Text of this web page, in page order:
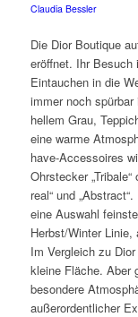
Claudia Bessler
Die Dior Boutique
eröffnet. Ihr
Eintauchen in die
immer noch
hellem Grau,
eine warme
have-Accessoires
Ohrstecker
real“ und
eine Auswahl
Herbst/Winter
Im Vergleich zu
kleine Fläche. Aber
besondere
außerordentlicher